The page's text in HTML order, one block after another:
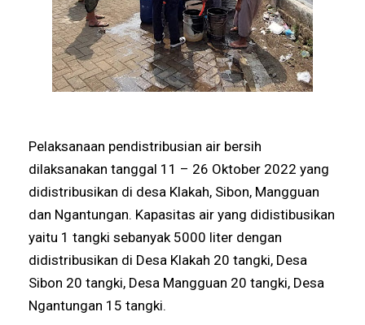
Pelaksanaan pendistribusian air bersih
dilaksanakan tanggal 11 – 26 Oktober 2022 yang
didistribusikan di desa Klakah, Sibon, Mangguan
dan Ngantungan. Kapasitas air yang didistibusikan
yaitu 1 tangki sebanyak 5000 liter dengan
didistribusikan di Desa Klakah 20 tangki, Desa
Sibon 20 tangki, Desa Mangguan 20 tangki, Desa
Ngantungan 15 tangki.